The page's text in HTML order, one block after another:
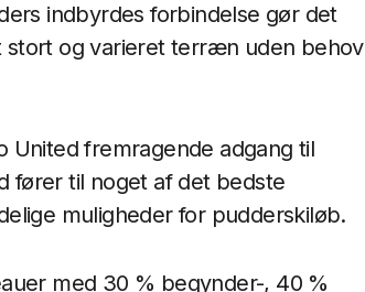
indbyrdes forbindelse gør det
stort og varieret terræn uden behov
United fremragende adgang til
fører til noget af det bedste
muligheder for pudderskiløb.
med 30 % begynder-, 40 %